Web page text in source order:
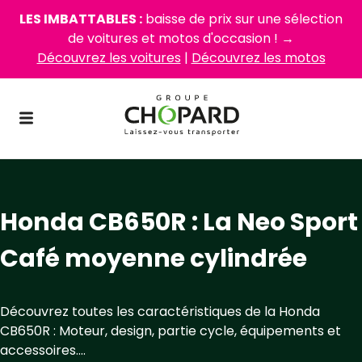
LES IMBATTABLES : baisse de prix sur une sélection
de voitures et motos d'occasion ! →
Découvrez les voitures| Découvrez les motos
Honda CB650R : La Neo Sport
Café moyenne cylindrée
Découvrez toutes les caractéristiques de la Honda
CB650R : Moteur, design, partie cycle, équipements et
accessoires....